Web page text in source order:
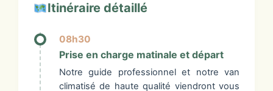
Itinéraire détaillé
08h30
Prise en charge matinale et départ
Notre guide professionnel et notre van
climatisé de haute qualité viendront vous